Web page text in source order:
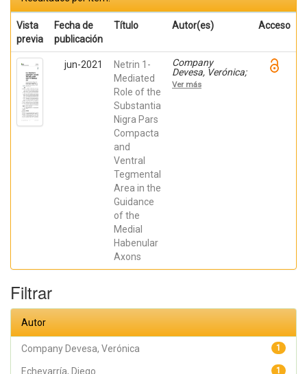
Vista
previa
Fecha de
publicación
Título Autor(es) Acceso
jun-2021
Netrin 1-
Mediated
Role of the
Substantia
Nigra Pars
Compacta
and
Ventral
Tegmental
Area in the
Guidance
of the
Medial
Habenular
Axons
Company
Devesa, Verónica;
Andreu Cervera,
Abraham;
Ver más
Filtrar
Autor
1
Company Devesa, Verónica
1
Echevarría, Diego